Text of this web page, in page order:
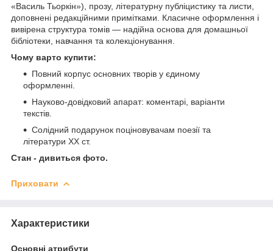
«Василь Тьоркін»), прозу, літературну публіцистику та листи,
доповнені редакційними примітками. Класичне оформлення і
вивірена структура томів — надійна основа для домашньої
бібліотеки, навчання та колекціонування.
Чому варто купити:
Повний корпус основних творів у єдиному
оформленні.
Науково-довідковий апарат: коментарі, варіанти
текстів.
Солідний подарунок поціновувачам поезії та
літератури ХХ ст.
Стан - дивиться фото.
Приховати
Характеристики
Основні атрибути